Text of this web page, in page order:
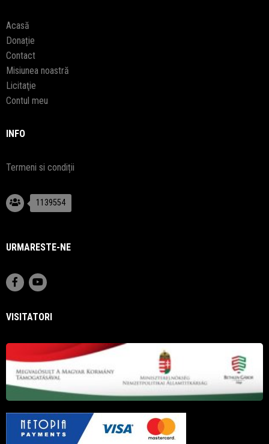
Acasă
Donație
Contact
Misiunea noastră
Licitaţie
Contul meu
INFO
Termeni si condiții
1139554
URMARESTE-NE
VISITATORI